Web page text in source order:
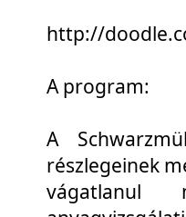
http://
A program:
A
részlegeinek
vágatlanul